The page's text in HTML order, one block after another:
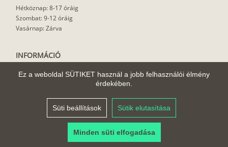
Ez a weboldal SÜTIKET használ a jobb felhasználói élmény
érdekében.
Süti beállítások Sütik elutasítása
Minden süti elfogadása
Hétköznap: 8-17 óráig
Szombat: 9-12 óráig
Vasárnap: Zárva
INFORMÁCIÓ
Felhasználási javaslat